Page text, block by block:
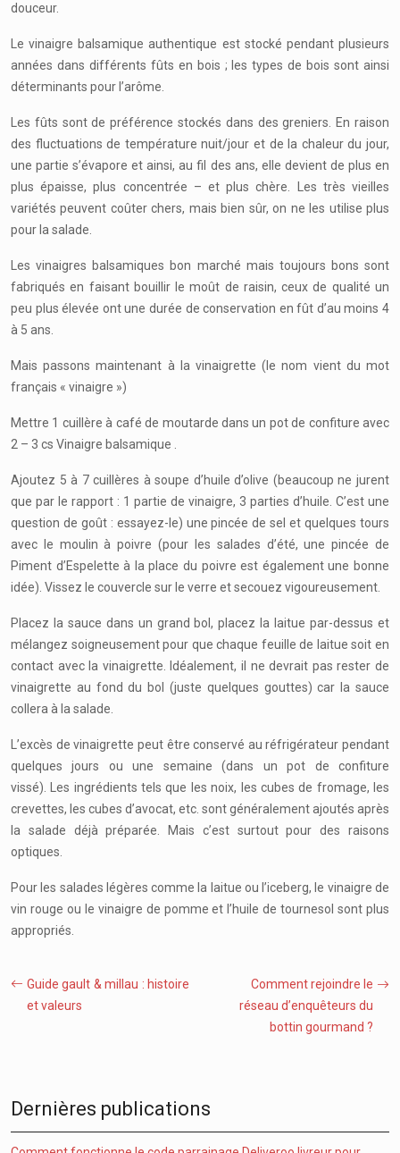
douceur.
Le vinaigre balsamique authentique est stocké pendant plusieurs
années dans différents fûts en bois ; les types de bois sont ainsi
déterminants pour l’arôme.
Les fûts sont de préférence stockés dans des greniers. En raison
des fluctuations de température nuit/jour et de la chaleur du jour,
une partie s’évapore et ainsi, au fil des ans, elle devient de plus en
plus épaisse, plus concentrée – et plus chère. Les très vieilles
variétés peuvent coûter chers, mais bien sûr, on ne les utilise plus
pour la salade.
Les vinaigres balsamiques bon marché mais toujours bons sont
fabriqués en faisant bouillir le moût de raisin, ceux de qualité un
peu plus élevée ont une durée de conservation en fût d’au moins 4
à 5 ans.
Mais passons maintenant à la vinaigrette (le nom vient du mot
français « vinaigre »)
Mettre 1 cuillère à café de moutarde dans un pot de confiture avec
2 – 3 cs Vinaigre balsamique .
Ajoutez 5 à 7 cuillères à soupe d’huile d’olive (beaucoup ne jurent
que par le rapport : 1 partie de vinaigre, 3 parties d’huile. C’est une
question de goût : essayez-le) une pincée de sel et quelques tours
avec le moulin à poivre (pour les salades d’été, une pincée de
Piment d’Espelette à la place du poivre est également une bonne
idée). Vissez le couvercle sur le verre et secouez vigoureusement.
Placez la sauce dans un grand bol, placez la laitue par-dessus et
mélangez soigneusement pour que chaque feuille de laitue soit en
contact avec la vinaigrette. Idéalement, il ne devrait pas rester de
vinaigrette au fond du bol (juste quelques gouttes) car la sauce
collera à la salade.
L’excès de vinaigrette peut être conservé au réfrigérateur pendant
quelques jours ou une semaine (dans un pot de confiture
vissé). Les ingrédients tels que les noix, les cubes de fromage, les
crevettes, les cubes d’avocat, etc. sont généralement ajoutés après
la salade déjà préparée. Mais c’est surtout pour des raisons
optiques.
Pour les salades légères comme la laitue ou l’iceberg, le vinaigre de
vin rouge ou le vinaigre de pomme et l’huile de tournesol sont plus
appropriés.
Guide gault & millau : histoire
et valeurs
Comment rejoindre le
réseau d’enquêteurs du
bottin gourmand ?
Dernières publications